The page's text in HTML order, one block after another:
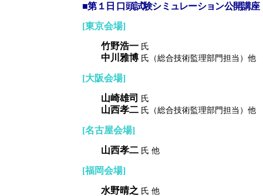
■第１日 口頭試験シミュレーション公開講座
[東京会場]
竹野浩一 氏
中川雅博 氏（総合技術監理部門担当）他
[大阪会場]
山崎雄司
氏
山西孝二 氏（総合技術監理部門担当）他
[名古屋会場]
山西孝二 氏 他
[福岡会場]
水野晴之 氏 他